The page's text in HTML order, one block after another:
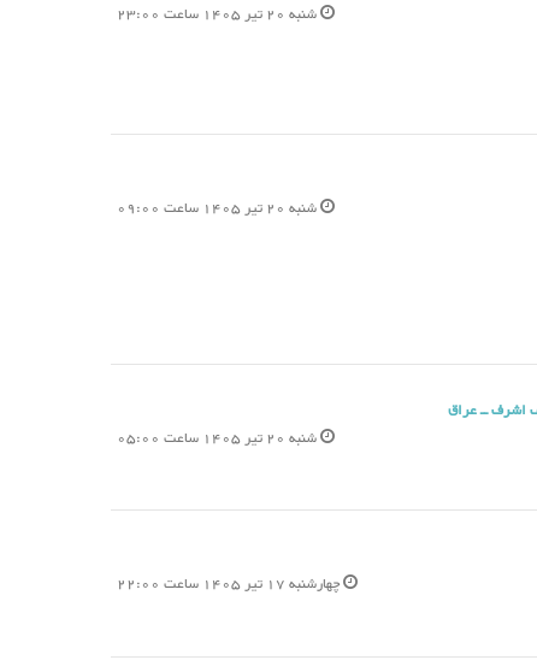
شنبه 20 تیر 1405 ساعت 23:00
شنبه 20 تیر 1405 ساعت 09:00
اشرف ــ عراق
شنبه 20 تیر 1405 ساعت 05:00
چهارشنبه 17 تیر 1405 ساعت 22:00